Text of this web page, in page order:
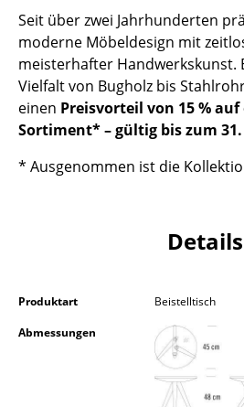
Kleinaufbewahrung
Einzelteile
... alle Aufbewahrungsmöbel
Licht
Hängeleuchten &
Schreibtischleuchten
Bodenleuchten
Outdoor-Leuchten
Seit über zwei Jahrhunderten
moderne Möbeldesign mit
meisterhafter Handwerkskunst.
Vielfalt von Bugholz bis
einen Preisvorteil von 15 %
Sortiment* – gültig bis zum
* Ausgenommen ist die
Details
Produktart
Beistelltisch
Abmessungen